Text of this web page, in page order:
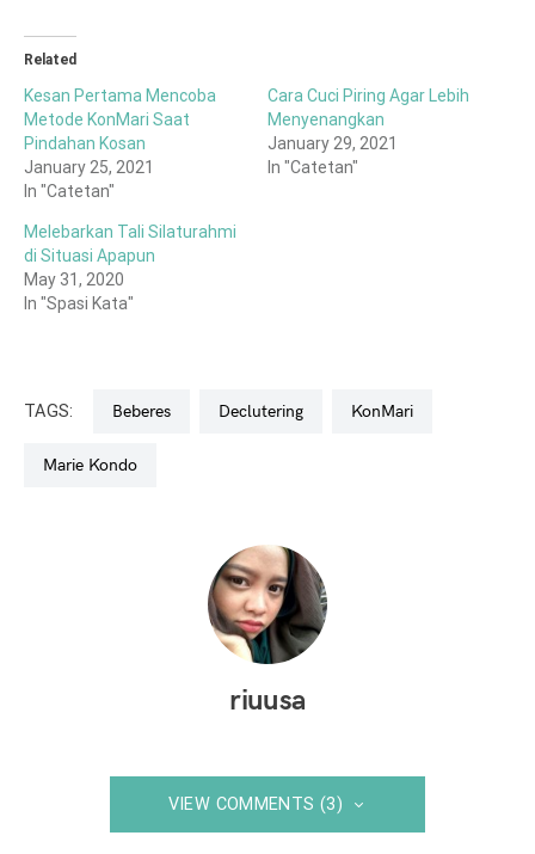
window)
Related
Kesan Pertama Mencoba
Metode KonMari Saat
Pindahan Kosan
January 25, 2021
In "Catetan"
Cara Cuci Piring Agar Lebih
Menyenangkan
January 29, 2021
In "Catetan"
Melebarkan Tali Silaturahmi
di Situasi Apapun
May 31, 2020
In "Spasi Kata"
TAGS: Beberes Declutering KonMari
Marie Kondo
riuusa
VIEW COMMENTS (3)